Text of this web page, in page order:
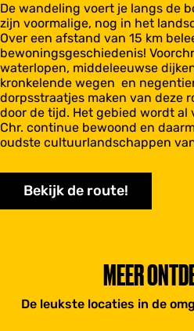
De wandeling voert je langs de
zijn voormalige, nog in het
Over een afstand van 15 km
bewoningsgeschiedenis!
waterlopen, middeleeuwse
kronkelende wegen en
dorpsstraatjes maken van deze
door de tijd. Het gebied wordt al
Chr. continue bewoond en
oudste cultuurlandschappen
Bekijk de route!
MEER
De leukste locaties in de